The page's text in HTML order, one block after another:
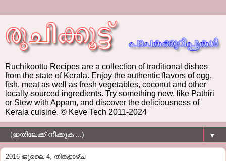
Ruchikoottu Recipes are a collection of traditional dishes
from the state of Kerala. Enjoy the authentic flavors of egg,
fish, meat as well as fresh vegetables, coconut and other
locally-sourced ingredients. Try something new, like Pathiri
or Stew with Appam, and discover the deliciousness of
Kerala cuisine. © Keve Tech 2011-2024
▼
2016 ജൂലൈ 4, തിങ്കളാഴ്‌ച